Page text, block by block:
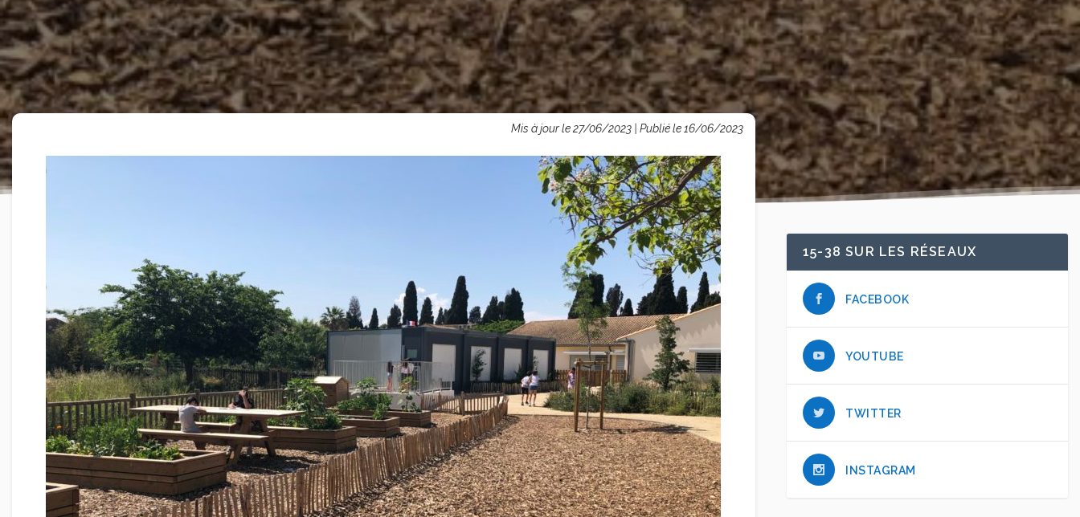
Mis à jour le 27/06/2023 | Publié le 16/06/2023
15-38 SUR LES RÉSEAUX
FACEBOOK
YOUTUBE
TWITTER
INSTAGRAM